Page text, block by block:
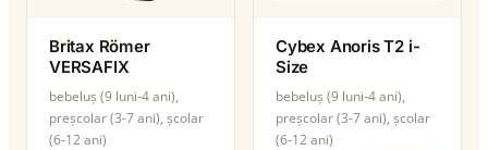
Britax Römer
VERSAFIX
bebeluș (9 luni-4 ani),
preșcolar (3-7 ani), școlar
(6-12 ani)
Cybex Anoris T2 i-
Size
bebeluș (9 luni-4 ani),
preșcolar (3-7 ani), școlar
(6-12 ani)